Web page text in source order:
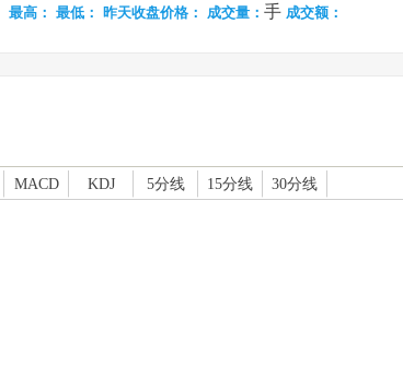
最高： 最低： 昨天收盘价格： 成交量： 手 成交额：
MACD KDJ 5分线 15分线 30分线